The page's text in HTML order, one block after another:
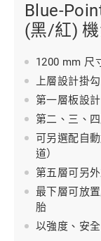
Blue-
(黑/紅)
1200 mm 尺
上層設計掛
第一層板設
第二、三、
可另選配自
道）
第五層可另
最下層可放
胎
以強度、安